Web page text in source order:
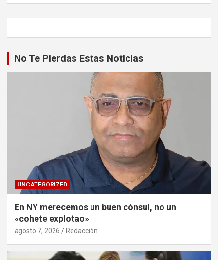
No Te Pierdas Estas Noticias
UNCATEGORIZED
En NY merecemos un buen cónsul, no un
«cohete explotao»
agosto 7, 2026 Redacción